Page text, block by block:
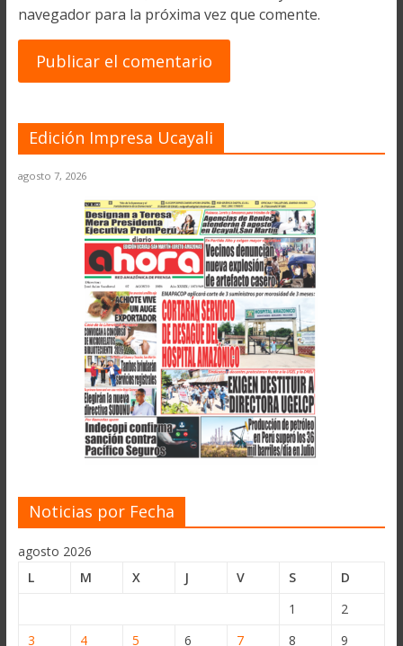
navegador para la próxima vez que comente.
Edición Impresa Ucayali
agosto 7, 2026
Noticias por Fecha
agosto 2026
L
M X J V S
D
1
2
3
4 5 6 7 8
9